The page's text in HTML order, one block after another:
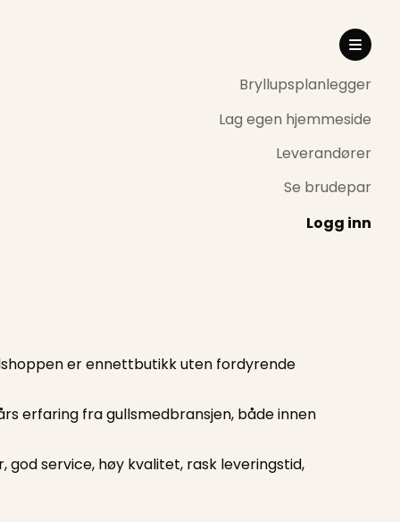
Bryllupsplanlegger
Lag egen hjemmeside
Leverandører
Se brudepar
Logg inn
er ennettbutikk uten fordyrende
erfaring fra gullsmedbransjen, både innen
god service, høy kvalitet, rask leveringstid,